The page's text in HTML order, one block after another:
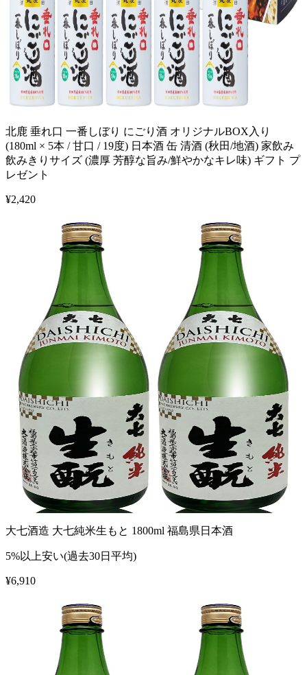
北鹿 垂れ口 一番しぼり にごり酒 オリジナルBOX入り
(180ml × 5本 / 甘口 / 19度) 日本酒 缶 清酒 (秋田/地酒) 家飲み
飲みきりサイズ (濃厚 芳醇な旨み/鮮やかなキレ味) ギフト プ
レゼント
¥2,420
大七酒造 大七純米生もと 1800ml 福島県日本酒
5%以上安い(過去30日平均)
¥6,910